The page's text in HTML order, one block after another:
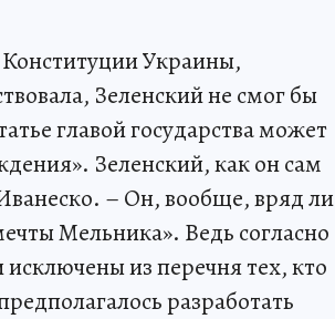
Украины,
Зеленский не смог бы
главой государства может
Зеленский, как он сам
– Он, вообще, вряд ли
Мельника». Ведь согласно
исключены из перечня тех, кто
разработать